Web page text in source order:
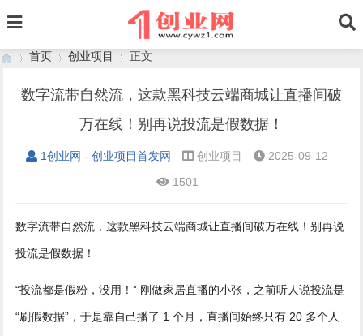
首页 创业项目
›
正文
数字流带自然流，这款黑科技云端商城让直播间破
万在线！别再说投流是假数据！
1创业网 - 创业项目首发网 创业项目
2025-09-12
1501
数字流带自然流，这款黑科技云端商城让直播间破万在线！别再说
投流是假数据！
“投流都是假粉，没用！” 刚做家居直播的小张，之前听人说投流是
“刷假数据”，于是靠自己播了 1 个月，直播间始终只有 20 多个人